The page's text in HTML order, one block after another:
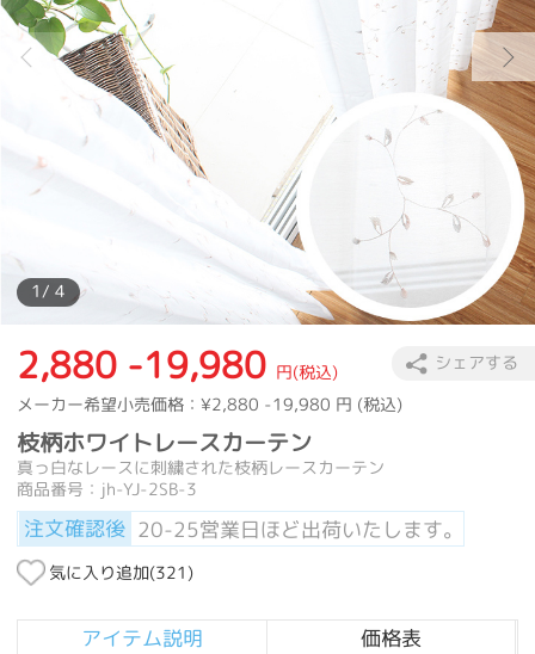
カーテン>カラー>
枝柄ホワイトレースカーテン
カーテン>機能別
枝柄ホワイトレースカーテン
カーテン>デザインテイスト
枝柄ホワイトレースカ
>デザインテイスト >
枝柄ホワイトレースカー
> ボタニカル
枝柄ホワイトレースカーテン
カーテン
その他> 枝柄ホワイトレースカーテン
1/ 4
2,880 -19,980 円(税込)
メーカー希望小売価格：¥2,880 -19,980 円 (税込)
枝柄ホワイトレースカーテン
真っ白なレースに刺繍された枝柄レースカーテン
商品番号：jh-YJ-2SB-3
注文確認後 20-25営業日ほど出荷いたします。
気に入り追加(321)
シェアする
アイテム説明 価格表